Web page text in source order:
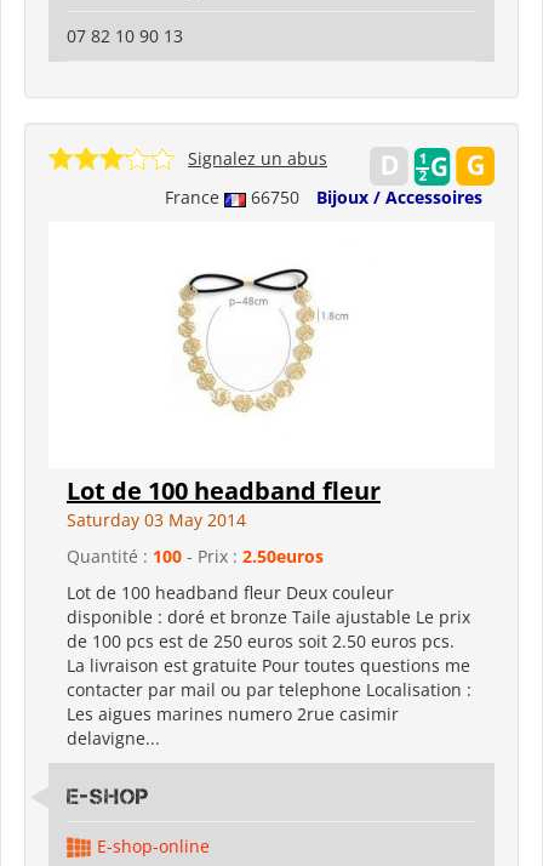
07 82 10 90 13
France 66750 Bijoux / Accessoires
Signalez un abus
Lot de 100 headband fleur
Saturday 03 May 2014
Quantité : 100 - Prix : 2.50euros
Lot de 100 headband fleur Deux couleur
disponible : doré et bronze Taile ajustable Le prix
de 100 pcs est de 250 euros soit 2.50 euros pcs.
La livraison est gratuite Pour toutes questions me
contacter par mail ou par telephone Localisation :
Les aigues marines numero 2rue casimir
delavigne...
E-shop
E-shop-online